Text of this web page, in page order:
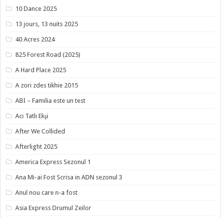
10 Dance 2025
13 jours, 13 nuits 2025
40 Acres 2024
825 Forest Road (2025)
A Hard Place 2025
A zori zdes tikhie 2015
ABI – Familia este un test
Acı Tatlı Ekşi
After We Collided
Afterlight 2025
America Express Sezonul 1
Ana Mi-ai Fost Scrisa in ADN sezonul 3
Anul nou care n-a fost
Asia Express Drumul Zeilor